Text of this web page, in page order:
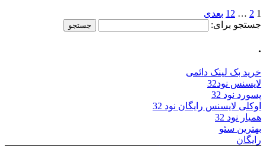
1
2
…
12 بعدی
جستجو برای:
.
خرید بک لینک دائمی
لایسنس نود32
پسورد نود 32
اوکلی لایسنس رایگان نود 32
همیار نود 32
بهترین سئو
رایگان